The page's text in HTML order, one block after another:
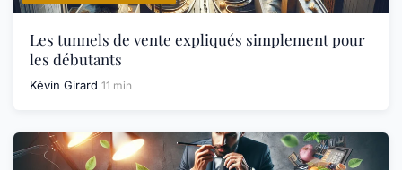
Les tunnels de vente expliqués simplement pour
les débutants
Kévin Girard 11 min